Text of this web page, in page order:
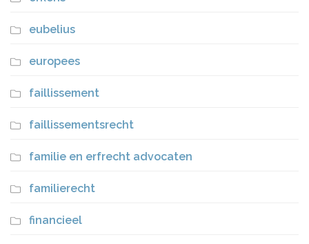
eubelius
europees
faillissement
faillissementsrecht
familie en erfrecht advocaten
familierecht
financieel